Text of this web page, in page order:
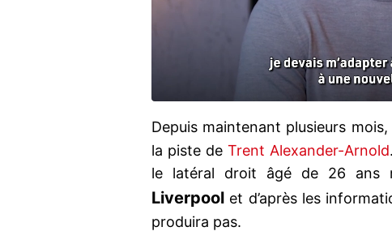
Depuis maintenant plusieurs mois,
la piste de Trent Alexander-Arnold
le latéral droit âgé de 26 ans
Liverpool et d’après les
produira pas.